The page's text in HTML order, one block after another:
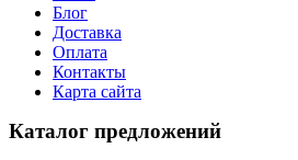
Блог
Доставка
Оплата
Контакты
Карта сайта
Каталог предложений